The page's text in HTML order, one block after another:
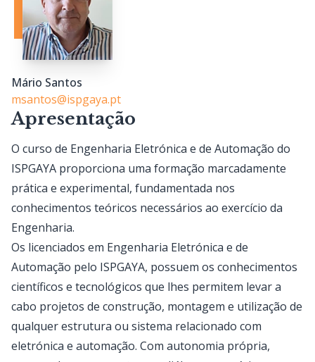
Mário Santos
msantos@ispgaya.pt
Apresentação
O curso de Engenharia Eletrónica e de Automação do
ISPGAYA proporciona uma formação marcadamente
prática e experimental, fundamentada nos
conhecimentos teóricos necessários ao exercício da
Engenharia.
Os licenciados em Engenharia Eletrónica e de
Automação pelo ISPGAYA, possuem os conhecimentos
científicos e tecnológicos que lhes permitem levar a
cabo projetos de construção, montagem e utilização de
qualquer estrutura ou sistema relacionado com
eletrónica e automação. Com autonomia própria,